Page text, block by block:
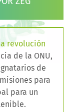
revolución
de la ONU,
de
para
para un